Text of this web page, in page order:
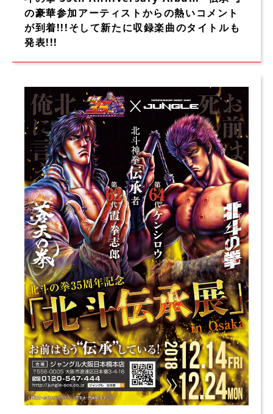
の豪華参加アーティストからの熱いコメント
が到着!!!そして新たに収録楽曲のタイトルも
発表!!!